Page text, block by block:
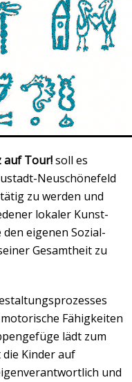
auf Tour!soll es
Neuschönefeld
zu werden und
lokaler Kunst-
eigenen Sozial-
Gesamtheit zu
Fähigkeiten
lädt zum
Kinder auf
und